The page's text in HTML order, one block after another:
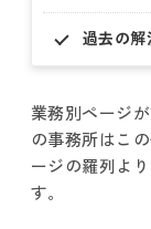
過去の解
業務別ページ
の事務所はこ
ージの羅列よ
す。